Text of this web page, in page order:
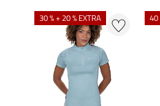
30 % + 20 % EXTRA 40